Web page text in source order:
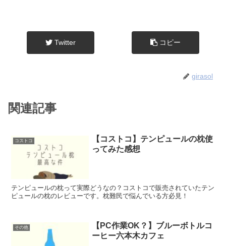
Twitter コピー
girasol
関連記事
コストコ
【コストコ】テンピュールの枕使
ってみた感想
テンピュールの枕って実際どうなの？コストコで販売されていたテン
ピュールの枕のレビューです。枕難民で悩んでいる方必見！
その他
【PC作業OK？】ブルーボトルコ
ーヒー六本木カフェ